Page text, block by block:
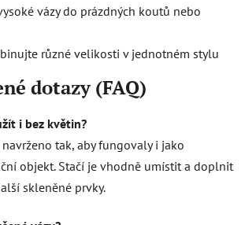
vázy do prázdných koutů nebo
různé velikosti v jednotném stylu
dotazy (FAQ)
i bez květin?
tak, aby fungovaly i jako
objekt. Stačí je vhodně umístit a doplnit
skleněné prvky.